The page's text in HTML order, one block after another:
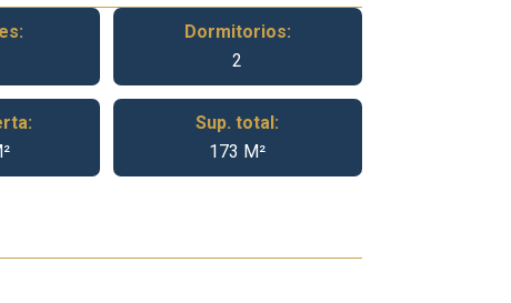
Dormitorios:
2
Sup. total:
173 M²